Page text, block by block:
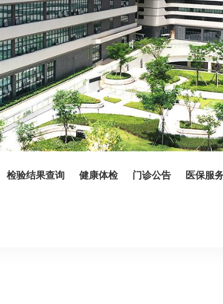
检验结果查询 健康体检 门诊公告 医保服